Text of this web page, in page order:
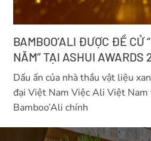
BAMBOO’ALI ĐƯỢC ĐỀ CỬ
NĂM” TẠI ASHUI AWARDS
Dấu ấn của nhà thầu vật liệu
đại Việt Nam Việc Ali Việt Nam
Bamboo’Ali chính